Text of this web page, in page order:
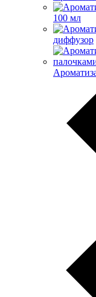
100 мл
диффузор